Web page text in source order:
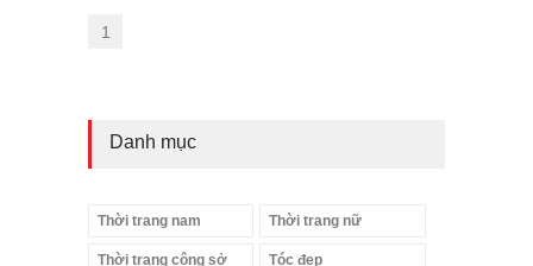
1
Danh mục
Thời trang nam Thời trang nữ
Thời trang công sở Tóc đẹp